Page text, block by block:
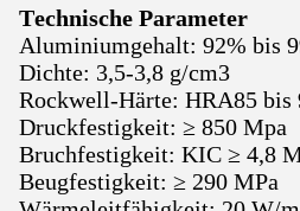
Technische Parameter
Aluminiumgehalt: 92% bis
Dichte: 3,5-3,8 g/cm3
Rockwell-Härte: HRA85 bis
Druckfestigkeit: ≥ 850 Mpa
Bruchfestigkeit: KΙC ≥ 4,8
Beugfestigkeit: ≥ 290 MPa